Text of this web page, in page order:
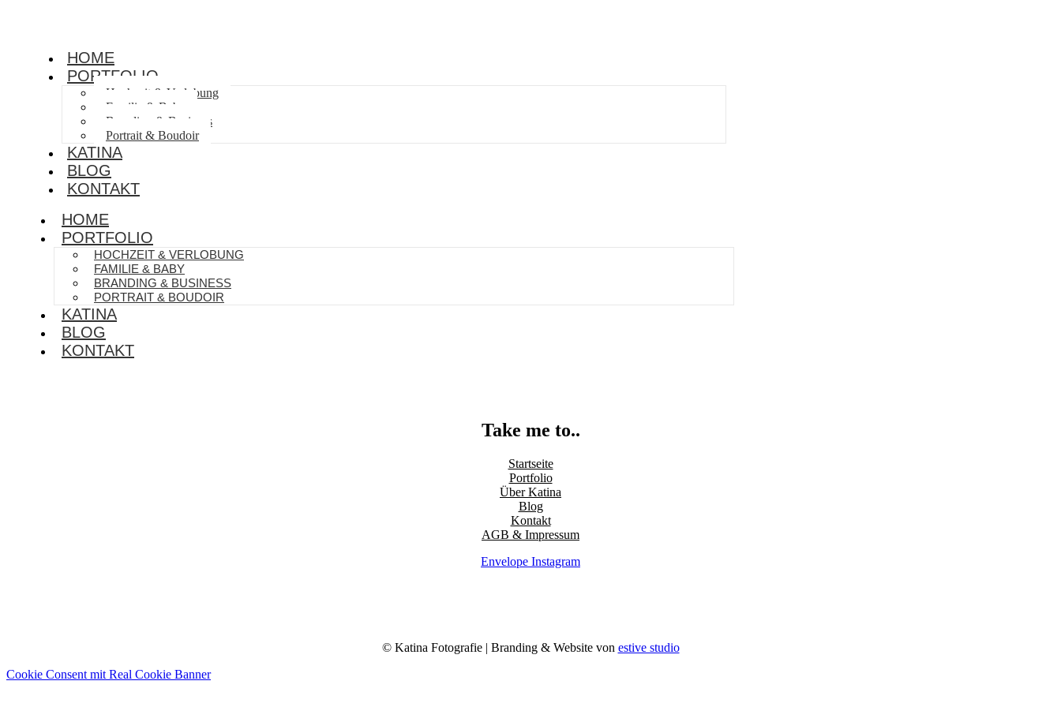
HOME
PORTFOLIO
Hochzeit & Verlobung
Familie & Baby
Branding & Business
Portrait & Boudoir
KATINA
BLOG
KONTAKT
HOME
PORTFOLIO
HOCHZEIT & VERLOBUNG
FAMILIE & BABY
BRANDING & BUSINESS
PORTRAIT & BOUDOIR
KATINA
BLOG
KONTAKT
Take me to..
Startseite
Portfolio
Über Katina
Blog
Kontakt
AGB & Impressum
Envelope Instagram
© Katina Fotografie | Branding & Website von estive studio
Cookie Consent mit Real Cookie Banner